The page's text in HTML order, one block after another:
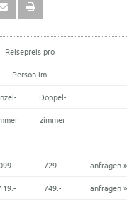
Reisepreis pro
Person im
Doppel-
zimmer
729.-
anfragen »
749.-
anfragen »